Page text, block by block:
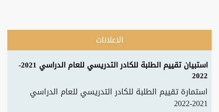
الاعلانات
استبيان تقييم الطلبة للكادر التدريسي للعام الدراسي 2021-
2022
استمارة تقييم الطلبة للكادر التدريسي للعام الدراسي
2021-2022